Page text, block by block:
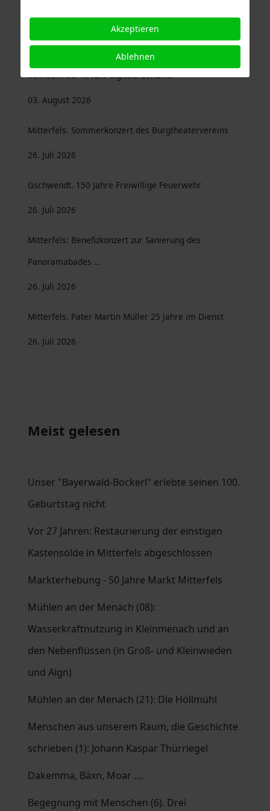
Neues aus unseren Gemeinden: Sammelordner ...
04. August 2026
Von klein auf fit fürs digitale Zeitalter
03. August 2026
Mitterfels. Sommerkonzert des Burgtheatervereins
26. Juli 2026
Gschwendt. 150 Jahre Freiwillige Feuerwehr
26. Juli 2026
Mitterfels: Benefizkonzert zur Sanierung des
Panoramabades …
26. Juli 2026
Mitterfels. Pater Martin Müller 25 Jahre im Dienst
26. Juli 2026
Meist gelesen
Unser "Bayerwald-Bockerl" erlebte seinen 100.
Geburtstag nicht
Vor 27 Jahren: Restaurierung der einstigen
Kastensölde in Mitterfels abgeschlossen
Markterhebung - 50 Jahre Markt Mitterfels
Mühlen an der Menach (08):
Wasserkraftnutzung in Kleinmenach und an
den Nebenflüssen (in Groß- und Kleinwieden
und Aign)
Mühlen an der Menach (21): Die Höllmühl
Menschen aus unserem Raum, die Geschichte
schrieben (1): Johann Kaspar Thürriegel
Dakemma, Bäxn, Moar ....
Begegnung mit Menschen (6). Drei
Akzeptieren
Ablehnen